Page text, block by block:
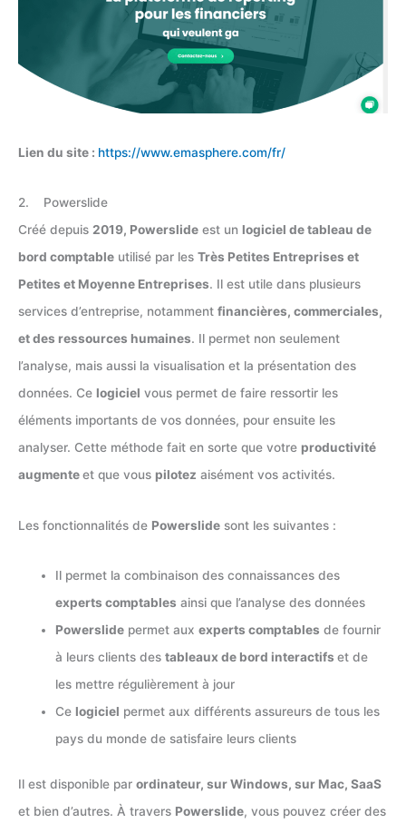
Lien du site : https://www.emasphere.com/fr/
2. Powerslide
Créé depuis 2019, Powerslide est un logiciel de tableau de
bord comptable utilisé par les Très Petites Entreprises et
Petites et Moyenne Entreprises. Il est utile dans plusieurs
services d’entreprise, notamment financières, commerciales,
et des ressources humaines. Il permet non seulement
l’analyse, mais aussi la visualisation et la présentation des
données. Ce logiciel vous permet de faire ressortir les
éléments importants de vos données, pour ensuite les
analyser. Cette méthode fait en sorte que votre productivité
augmenteet que vous pilotez aisément vos activités.
Les fonctionnalités de Powerslide sont les suivantes :
Il permet la combinaison des connaissances des
experts comptables ainsi que l’analyse des données
Powerslide permet auxexperts comptables de fournir
à leurs clients destableaux de bord interactifset de
les mettre régulièrement à jour
Ce logiciel permet aux différents assureurs de tous les
pays du monde de satisfaire leurs clients
Il est disponible par ordinateur, sur Windows, sur Mac, SaaS
et bien d’autres. À travers Powerslide, vous pouvez créer des